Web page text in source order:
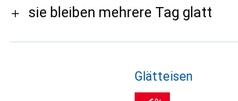
sie bleiben mehrere Tag glatt
Glätteisen